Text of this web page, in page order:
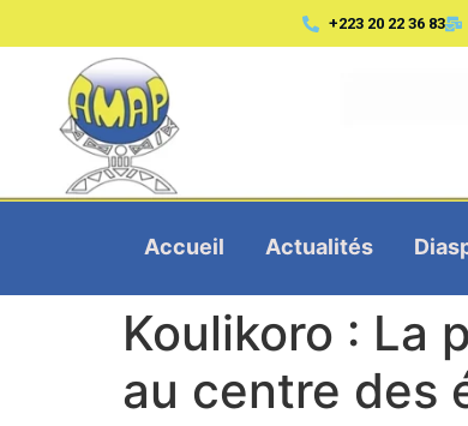
+223 20 22 36 83
Accueil Actualités
Koulikoro : La
au centre des